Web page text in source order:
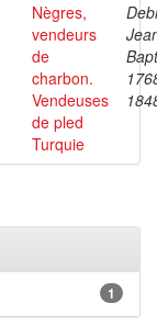
Nègres,
vendeurs
de
charbon.
Vendeuses
de pled
Turquie
1